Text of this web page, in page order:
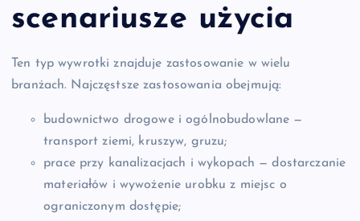
scenariusze użycia
Ten typ wywrotki znajduje zastosowanie w wielu
branżach. Najczęstsze zastosowania obejmują:
budownictwo drogowe i ogólnobudowlane —
transport ziemi, kruszyw, gruzu;
prace przy kanalizacjach i wykopach — dostarczanie
materiałów i wywożenie urobku z miejsc o
ograniczonym dostępie;